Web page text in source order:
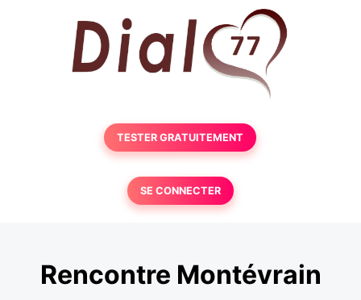
TESTER GRATUITEMENT
SE CONNECTER
Rencontre Montévrain